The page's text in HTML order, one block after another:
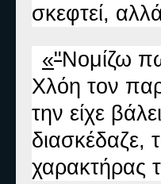
σκεφτεί,
«"Νομίζω
Χλόη τον
την είχε
διασκέδαζε,
χαρακτήρας